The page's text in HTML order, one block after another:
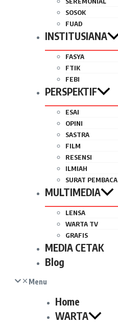
SOSOK
FUAD
INSTITUSIANA
FASYA
FTIK
FEBI
PERSPEKTIF
ESAI
OPINI
SASTRA
FILM
RESENSI
ILMIAH
SURAT PEMBACA
MULTIMEDIA
LENSA
WARTA TV
GRAFIS
MEDIA CETAK
Blog
Menu
Home
WARTA